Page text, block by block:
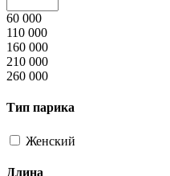
60 000
110 000
160 000
210 000
260 000
Тип парика
Женский
Длина